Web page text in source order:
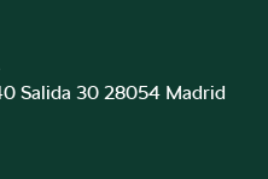
Salida 30 28054 Madrid